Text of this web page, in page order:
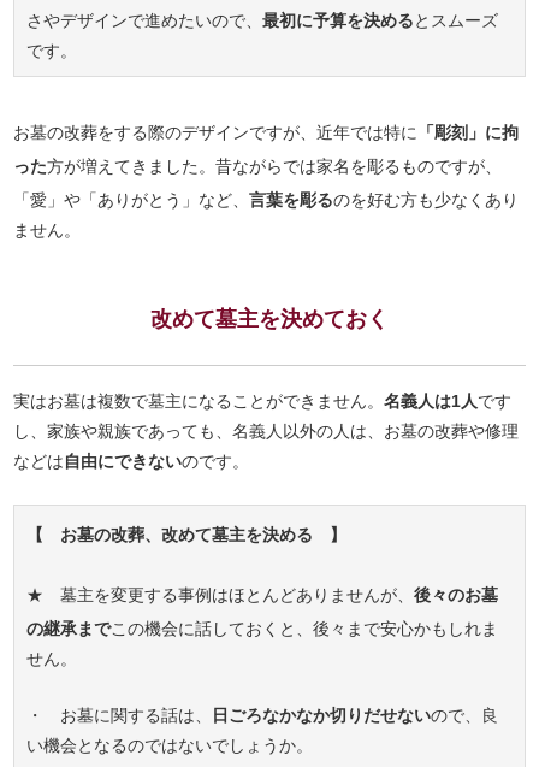
さやデザインで進めたいので、最初に予算を決めるとスムーズ
です。
お墓の改葬をする際のデザインですが、近年では特に 「彫刻」に拘
った方が増えてきました。昔ながらでは家名を彫るものですが、
「愛」や「ありがとう」など、言葉を彫るのを好む方も少なくあり
ません。
改めて墓主を決めておく
実はお墓は複数で墓主になることができません。名義人は1人です
し、家族や親族であっても、名義人以外の人は、お墓の改葬や修理
などは自由にできないのです。
【 お墓の改葬、改めて墓主を決める 】
★ 墓主を変更する事例はほとんどありませんが、後々のお墓
の継承までこの機会に話しておくと、後々まで安心かもしれま
せん。
・ お墓に関する話は、 日ごろなかなか切りだせないので、良
い機会となるのではないでしょうか。